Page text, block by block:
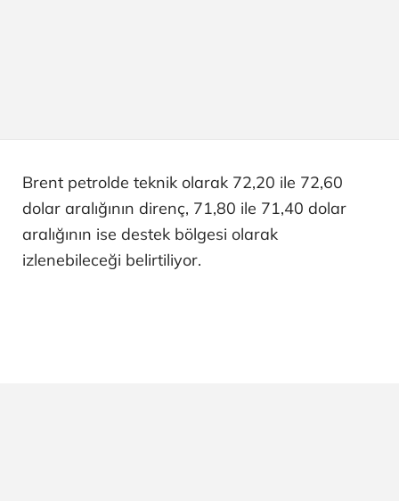
Brent petrolde teknik olarak 72,20 ile 72,60
dolar aralığının direnç, 71,80 ile 71,40 dolar
aralığının ise destek bölgesi olarak
izlenebileceği belirtiliyor.